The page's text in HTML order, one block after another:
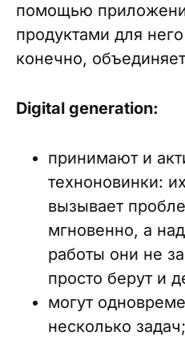
помощью
продуктами для
конечно,
Digital generation:
принимают и
техноновинки:
вызывает
мгновенно, а
работы они не
просто берут и
могут
несколько задач;